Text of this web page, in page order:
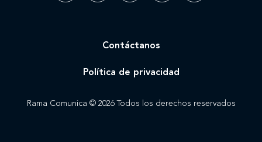
Rama Comunica © 2026 Todos los derechos reservados
Contáctanos
Política de privacidad